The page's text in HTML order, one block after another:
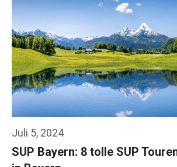
Juli 5, 2024
SUP Bayern: 8 tolle SUP